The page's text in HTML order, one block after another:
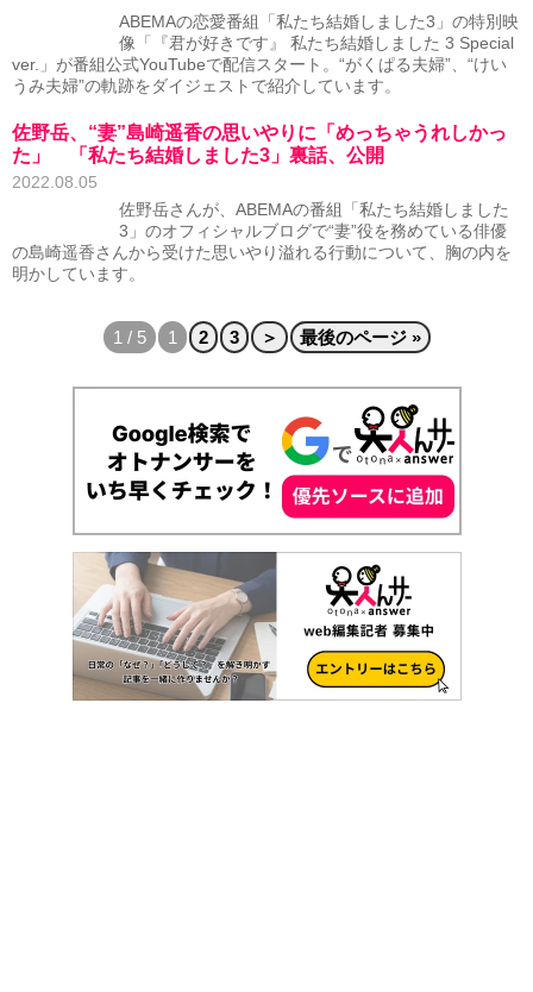
ABEMAの恋愛番組「私たち結婚しました3」の特別映
像「『君が好きです』 私たち結婚しました 3 Special
ver.」が番組公式YouTubeで配信スタート。“がくぱる夫婦”、“けい
うみ夫婦”の軌跡をダイジェストで紹介しています。
佐野岳、“妻”島崎遥香の思いやりに「めっちゃうれしかっ
た」 「私たち結婚しました3」裏話、公開
2022.08.05
佐野岳さんが、ABEMAの番組「私たち結婚しました
3」のオフィシャルブログで“妻”役を務めている俳優
の島崎遥香さんから受けた思いやり溢れる行動について、胸の内を
明かしています。
1 / 5 1 2 3 ＞ 最後のページ »